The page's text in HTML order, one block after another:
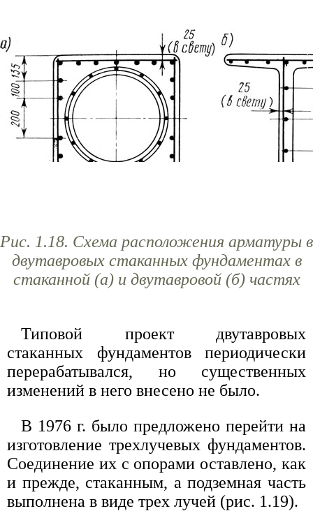
Рис. 1.18. Схема расположения арматуры в
двутавровых стаканных фундаментах в
стаканной (а) и двутавровой (б) частях
Типовой проект двутавровых
стаканных фундаментов периодически
перерабатывался, но существенных
изменений в него внесено не было.
В 1976 г. было предложено перейти на
изготовление трехлучевых фундаментов.
Соединение их с опорами оставлено, как
и прежде, стаканным, а подземная часть
выполнена в виде трех лучей (рис. 1.19).